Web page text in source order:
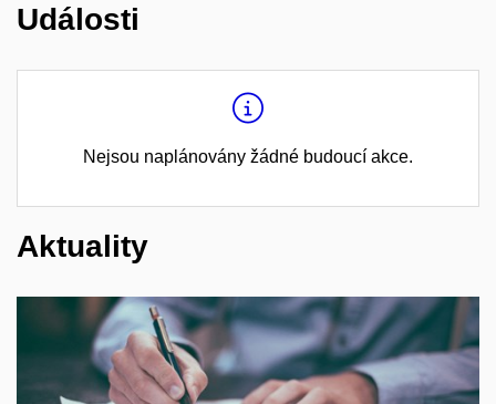
Události
Nejsou naplánovány žádné budoucí akce.
Aktuality